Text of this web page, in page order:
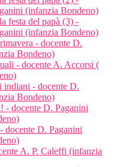
(infanzia Bondeno)
festa del papà (3) -
(infanzia Bondeno)
- docente D.
Bondeno)
- docente A. Accorsi (
indiani - docente D.
Bondeno)
- docente D. Paganini
docente D. Paganini
A. P. Caleffi (infanzia